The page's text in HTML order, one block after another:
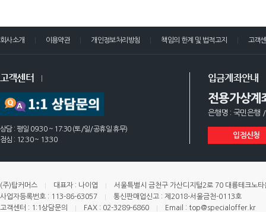
회사소개 이용약관 개인정보처리방침 책임의 한계 및 법적고지 고객
고객센터
상담 : 평일 09:30 ~ 17:30 (토/일/공휴일 휴무)
점심 : 12:30 ~ 13:30
입금계좌안내
전용가상계
은행명 : 국민은행
입점신청
(주)탑커머스 대표자 : 나이엽
서울특별시 금천구 가산디지털2로 70 대륭테크노
사업자등록번호 : 113-86-63057
통신판매업신고 : 제2018-서울금천-0113호
고객센터 : 1:1상담문의
FAX : 02-3289-6860
Email : top@specialoffer.kr